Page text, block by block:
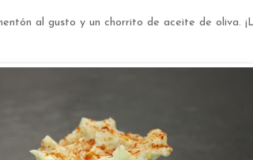
al gusto y un chorrito de aceite de oliva.